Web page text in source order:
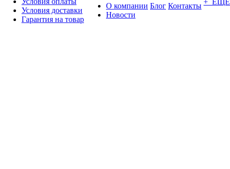
Условия доставки
Гарантия на товар
О компании
Новости
Блог Контакты + ЕЩЕ